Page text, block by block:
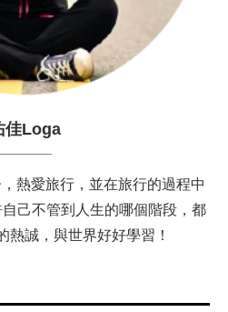
佳Loga
熱愛旅行，並在旅行的過程中
己不管到人生的哪個階段，都
熱誠，與世界好好學習！